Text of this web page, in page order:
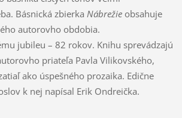
Básnická zbierka Nábrežieobsahuje
autorovho obdobia.
jubileu – 82 rokov. Knihu sprevádzajú
priateľa Pavla Vilikovského,
ako úspešného prozaika. Edične
k nej napísal Erik Ondreička.